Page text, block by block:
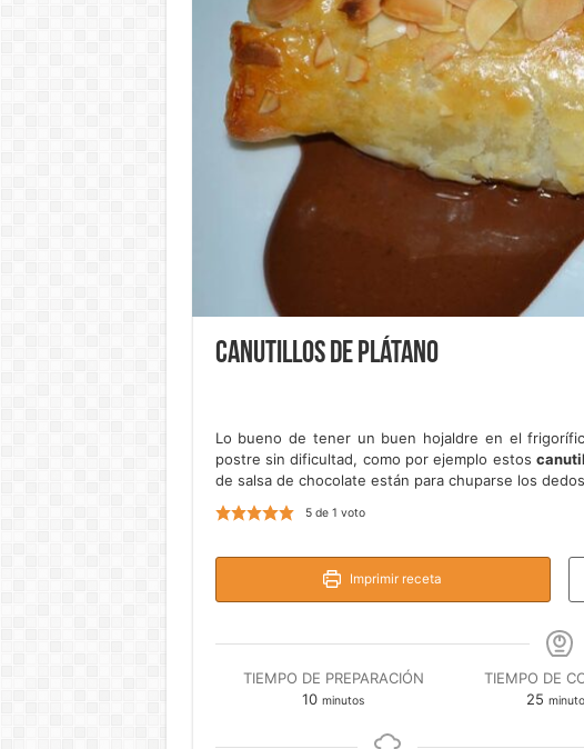
Canutillos de plátano
Lo bueno de tener un buen hojaldre en el
postre sin dificultad, como por ejemplo estos
de salsa de chocolate están para chuparse los
5de 1 voto
Imprimir receta
TIEMPO DE PREPARACIÓN
10minutos
minutos
TIEMPO DE
25